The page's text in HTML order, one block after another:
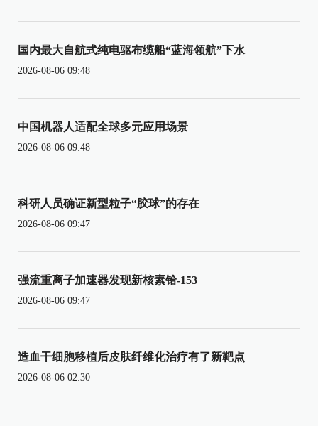
国内最大自航式纯电驱布缆船“蓝海领航”下水
2026-08-06 09:48
中国机器人适配全球多元应用场景
2026-08-06 09:48
科研人员确证新型粒子“胶球”的存在
2026-08-06 09:47
强流重离子加速器发现新核素铪-153
2026-08-06 09:47
造血干细胞移植后皮肤纤维化治疗有了新靶点
2026-08-06 02:30